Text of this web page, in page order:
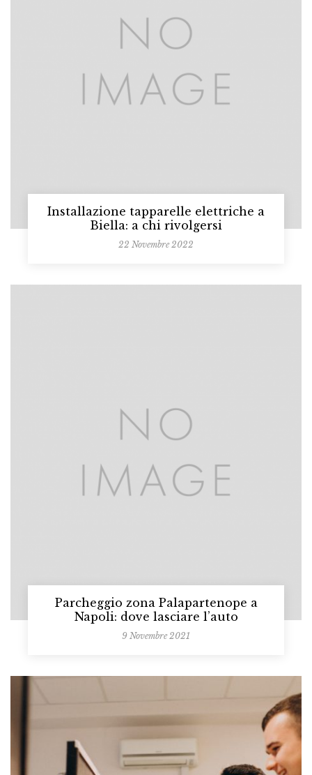
Installazione tapparelle elettriche a
Biella: a chi rivolgersi
22 Novembre 2022
Parcheggio zona Palapartenope a
Napoli: dove lasciare l’auto
9 Novembre 2021